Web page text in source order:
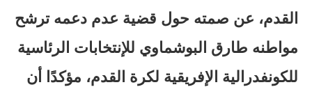
القدم، عن صمته حول قضية عدم دعمه ترشح
مواطنه طارق البوشماوي للإنتخابات الرئاسية
للكونفدرالية الإفريقية لكرة القدم، مؤكدًا أن